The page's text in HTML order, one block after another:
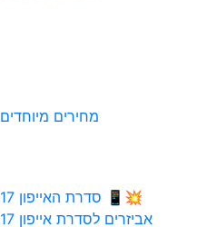
מחירים מיוחדים
💥📱 סדרת האייפון 17
אביזרים לסדרת אייפון 17